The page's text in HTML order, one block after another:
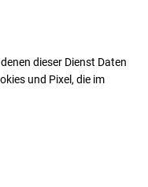
dieser Dienst Daten
und Pixel, die im